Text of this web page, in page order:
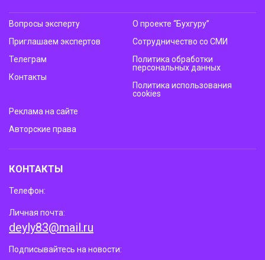
Вопросы эксперту
Приглашаем экспертов
Телеграм
Контакты
О проекте “Бухгуру”
Сотрудничество со СМИ
Политика обработки
персональных данных
Политика использования
cookies
Реклама на сайте
Авторские права
КОНТАКТЫ
Телефон:
Личная почта:
deyly83@mail.ru
Подписывайтесь на новости: